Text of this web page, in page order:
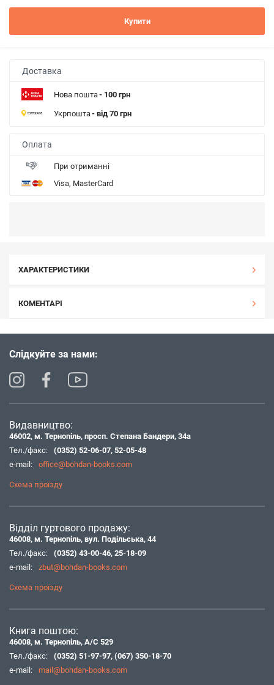
Купити
Доставка
Нова пошта- 100 грн
Укрпошта- від 70 грн
Оплата
При отриманні
Visa, MasterCard
ХАРАКТЕРИСТИКИ
КОМЕНТАРІ
Слідкуйте за нами:
Видавництво:
46002, м. Тернопіль, просп. Степана Бандери, 34а
Тел./факс:
(0352) 52-06-07, 52-05-48
e-mail:
office@bohdan-books.com
Схема проїзду
Відділ гуртового продажу:
46008, м. Тернопіль, вул. Подільська, 44
Тел./факс:
(0352) 43-00-46, 25-18-09
e-mail:
zbut@bohdan-books.com
Схема проїзду
Книга поштою:
46008, м. Тернопіль, А/С 529
Тел./факс:
(0352) 51-97-97, (067) 350-18-70
e-mail:
mail@bohdan-books.com